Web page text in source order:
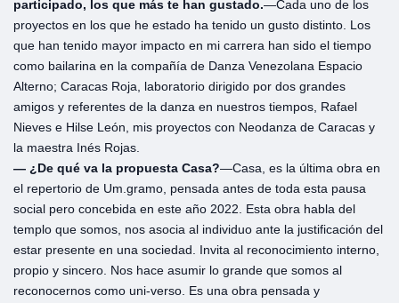
participado, los que más te han gustado.—Cada uno de los
proyectos en los que he estado ha tenido un gusto distinto. Los
que han tenido mayor impacto en mi carrera han sido el tiempo
como bailarina en la compañía de Danza Venezolana Espacio
Alterno; Caracas Roja, laboratorio dirigido por dos grandes
amigos y referentes de la danza en nuestros tiempos, Rafael
Nieves e Hilse León, mis proyectos con Neodanza de Caracas y
la maestra Inés Rojas.
— ¿De qué va la propuesta Casa?—Casa, es la última obra en
el repertorio de Um.gramo, pensada antes de toda esta pausa
social pero concebida en este año 2022. Esta obra habla del
templo que somos, nos asocia al individuo ante la justificación del
estar presente en una sociedad. Invita al reconocimiento interno,
propio y sincero. Nos hace asumir lo grande que somos al
reconocernos como uni-verso. Es una obra pensada y